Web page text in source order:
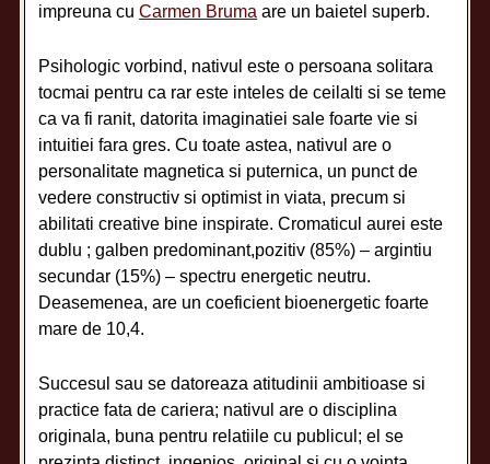
impreuna cuCarmen Bruma are un baietel superb.
Psihologic vorbind, nativul este o persoana solitara
tocmai pentru ca rar este inteles de ceilalti si se teme
ca va fi ranit, datorita imaginatiei sale foarte vie si
intuitiei fara gres. Cu toate astea, nativul are o
personalitate magnetica si puternica, un punct de
vedere constructiv si optimist in viata, precum si
abilitati creative bine inspirate. Cromaticul aurei este
dublu ; galben predominant,pozitiv (85%) – argintiu
secundar (15%) – spectru energetic neutru.
Deasemenea, are un coeficient bioenergetic foarte
mare de 10,4.
Succesul sau se datoreaza atitudinii ambitioase si
practice fata de cariera; nativul are o disciplina
originala, buna pentru relatiile cu publicul; el se